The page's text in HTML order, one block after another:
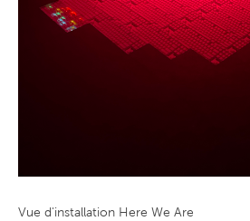
Vue d'installation Here We Are